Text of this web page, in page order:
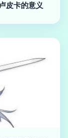
皮卡的意义